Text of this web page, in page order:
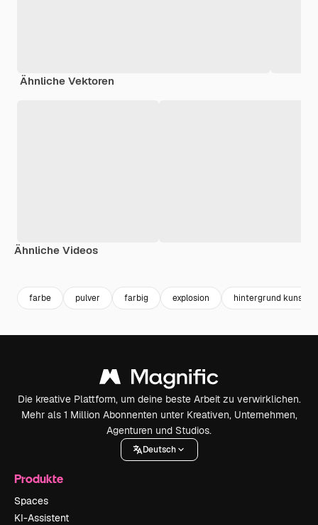
Ähnliche Vektoren
Ähnliche Videos
farbe pulver farbig explosion hintergrund kunst
Die kreative Plattform, um deine beste Arbeit zu verwirklichen.
Mehr als 1 Million Abonnenten unter Kreativen, Unternehmen,
Agenturen und Studios.
Deutsch
Produkte
Spaces
KI-Assistent